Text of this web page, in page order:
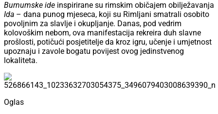
Burnumske ide inspirirane su rimskim običajem obilježavanja
Ida – dana punog mjeseca, koji su Rimljani smatrali osobito
povoljnim za slavlje i okupljanje. Danas, pod vedrim
kolovoškim nebom, ova manifestacija rekreira duh slavne
prošlosti, potičući posjetitelje da kroz igru, učenje i umjetnost
upoznaju i zavole bogatu povijest ovog jedinstvenog
lokaliteta.
Oglas